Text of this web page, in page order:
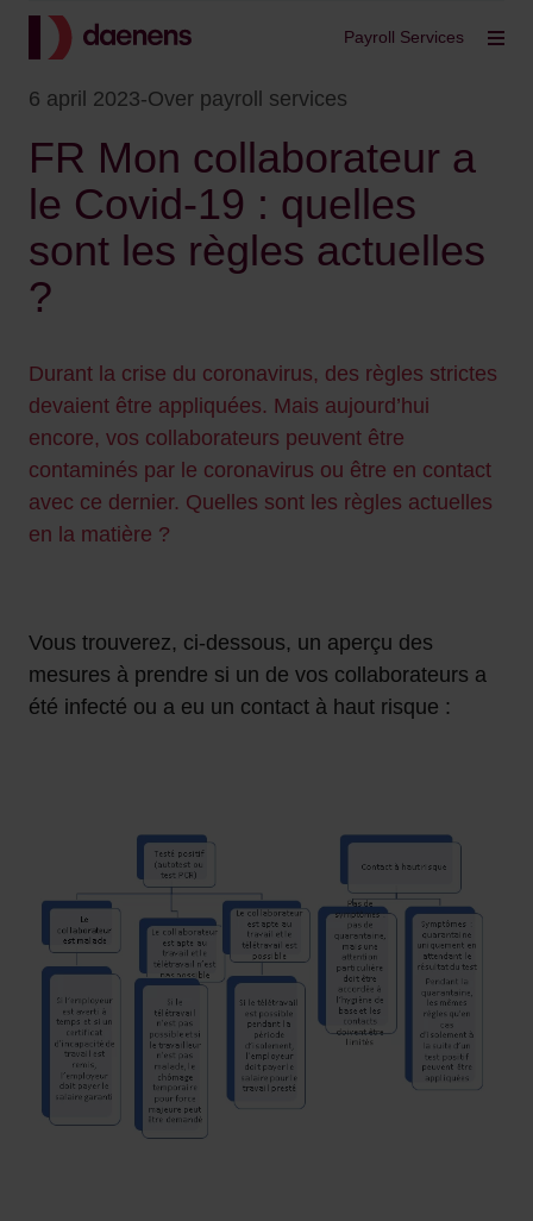
Terug Payroll Services
6 april 2023-Over payroll services
FR Mon collaborateur a
le Covid-19 : quelles
sont les règles actuelles
?
Durant la crise du coronavirus, des règles strictes
devaient être appliquées. Mais aujourd’hui
encore, vos collaborateurs peuvent être
contaminés par le coronavirus ou être en contact
avec ce dernier. Quelles sont les règles actuelles
en la matière ?
Vous trouverez, ci-dessous, un aperçu des
mesures à prendre si un de vos collaborateurs a
été infecté ou a eu un contact à haut risque :